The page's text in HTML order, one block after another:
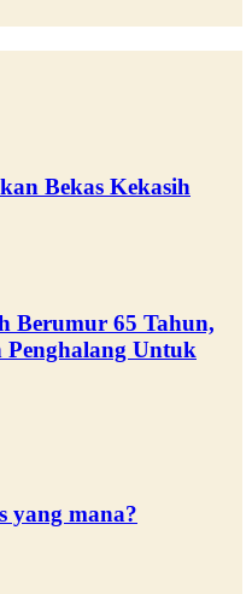
Bekas Kekasih
Berumur 65 Tahun,
Untuk
yang mana?